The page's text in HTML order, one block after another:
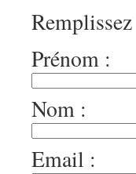
Prénom :
Nom :
Email :